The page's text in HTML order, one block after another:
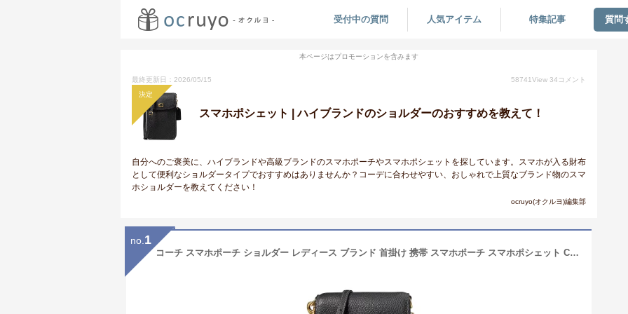
受付中の質問 人気アイテム 特集記事 質問
本ページはプロモーションを含みます
最終更新日：2026/05/15 58741View 34 コメント
決定
スマホポシェット | ハイブランドのショルダーのおすすめを教えて！
自分へのご褒美に、ハイブランドや高級ブランドのスマホポーチやスマホポシェットを探しています。スマホが入る財布
として便利なショルダータイプでおすすめはありませんか？コーデに合わせやすい、おしゃれで上質なブランド物のスマ
ホショルダーを教えてください！
ocruyo(オクルヨ)編集部
no. 1
コーチ スマホポーチ ショルダー レディース ブランド 首掛け 携帯 スマホポーチ スマホポシェット Coach